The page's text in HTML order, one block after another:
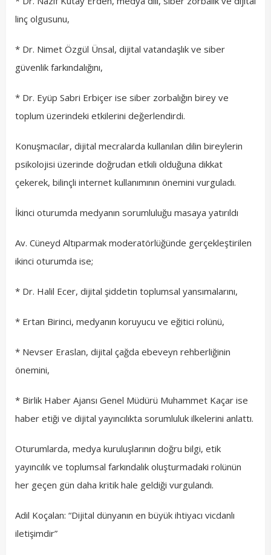
linç olgusunu,
* Dr. Nimet Özgül Ünsal, dijital vatandaşlık ve siber
güvenlik farkındalığını,
* Dr. Eyüp Sabri Erbiçer ise siber zorbalığın birey ve
toplum üzerindeki etkilerini değerlendirdi.
Konuşmacılar, dijital mecralarda kullanılan dilin bireylerin
psikolojisi üzerinde doğrudan etkili olduğuna dikkat
çekerek, bilinçli internet kullanımının önemini vurguladı.
İkinci oturumda medyanın sorumluluğu masaya yatırıldı
Av. Cüneyd Altıparmak moderatörlüğünde gerçekleştirilen
ikinci oturumda ise;
* Dr. Halil Ecer, dijital şiddetin toplumsal yansımalarını,
* Ertan Birinci, medyanın koruyucu ve eğitici rolünü,
* Nevser Eraslan, dijital çağda ebeveyn rehberliğinin
önemini,
* Birlik Haber Ajansı Genel Müdürü Muhammet Kaçar ise
haber etiği ve dijital yayıncılıkta sorumluluk ilkelerini anlattı.
Oturumlarda, medya kuruluşlarının doğru bilgi, etik
yayıncılık ve toplumsal farkındalık oluşturmadaki rolünün
her geçen gün daha kritik hale geldiği vurgulandı.
Adil Koçalan: “Dijital dünyanın en büyük ihtiyacı vicdanlı
iletişimdir”